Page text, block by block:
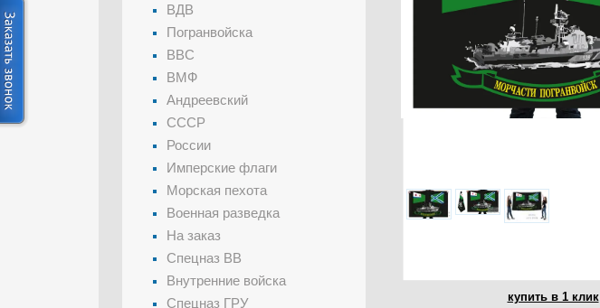
купить в 1 клик
ВДВ
Погранвойска
ВВС
ВМФ
Андреевский
СССР
России
Имперские флаги
Морская пехота
Военная разведка
На заказ
Спецназ ВВ
Внутренние войска
Спецназ ГРУ